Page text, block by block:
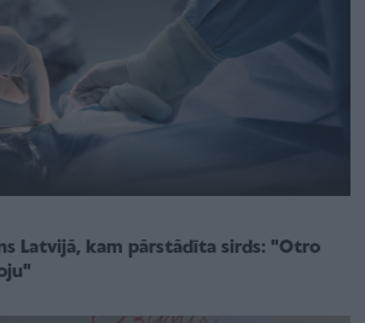
Latvijā, kam pārstādīta sirds: "Otro